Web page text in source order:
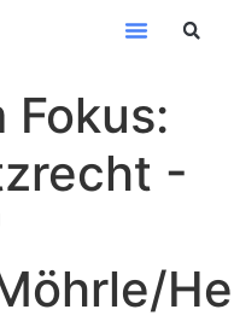
Fokus:
-